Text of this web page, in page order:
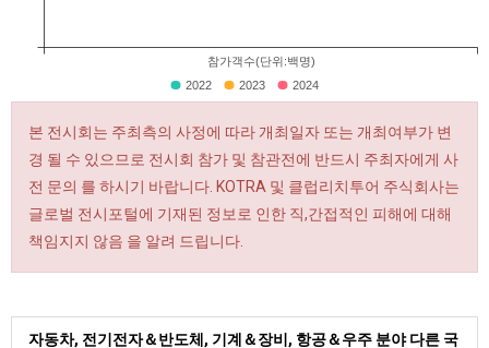
참가객수(단위:백명)
2022 2023 2024
본 전시회는 주최측의 사정에 따라 개최일자 또는 개최여부가 변
경 될 수 있으므로 전시회 참가 및 참관전에 반드시 주최자에게 사
전 문의 를 하시기 바랍니다. KOTRA 및 클럽리치투어 주식회사는
글로벌 전시포털에 기재된 정보로 인한 직,간접적인 피해에 대해
책임지지 않음 을 알려 드립니다.
자동차, 전기전자＆반도체, 기계＆장비, 항공＆우주 분야 다른 국